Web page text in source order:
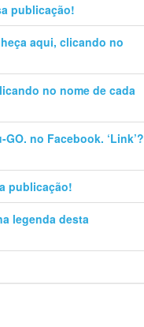
publicação!
aqui, clicando no
no nome de cada
no Facebook. ‘Link’?
publicação!
legenda desta